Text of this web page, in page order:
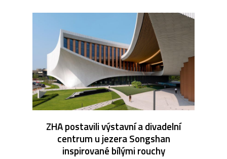
ZHA postavili výstavní a divadelní
centrum u jezera Songshan
inspirované bílými rouchy